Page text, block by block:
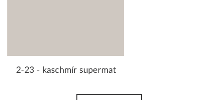
2-23 - kaschmír supermat